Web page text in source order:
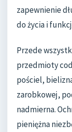
zapewnienie
do życia i
Przede
przedmioty
pościel,
zarobkowej,
nadmierna.
pieniężna